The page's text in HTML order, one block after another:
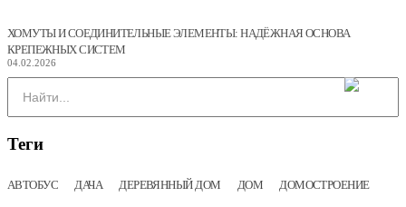
ХОМУТЫ И СОЕДИНИТЕЛЬНЫЕ ЭЛЕМЕНТЫ: НАДЁЖНАЯ ОСНОВА
КРЕПЕЖНЫХ СИСТЕМ
04.02.2026
Теги
АВТОБУС ДАЧА ДЕРЕВЯННЫЙ ДОМ ДОМ ДОМОСТРОЕНИЕ